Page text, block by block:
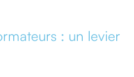
: un levier